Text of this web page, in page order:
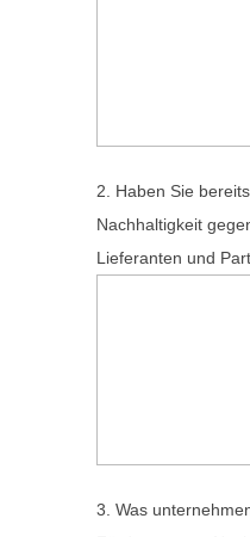
2. Haben Sie
Nachhaltigkeit
Lieferanten und
3. Was